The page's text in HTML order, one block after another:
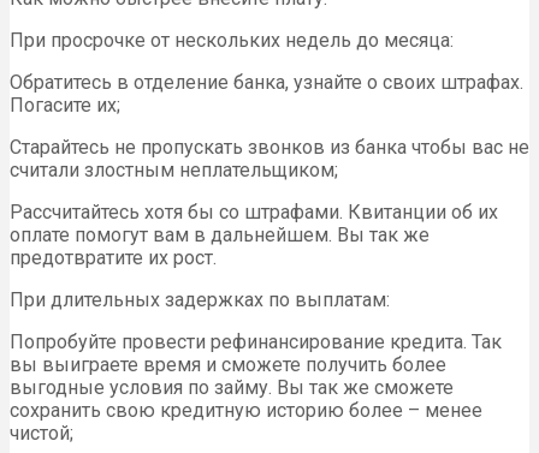
При просрочке от нескольких недель до месяца:
Обратитесь в отделение банка, узнайте о своих штрафах.
Погасите их;
Старайтесь не пропускать звонков из банка чтобы вас не
считали злостным неплательщиком;
Рассчитайтесь хотя бы со штрафами. Квитанции об их
оплате помогут вам в дальнейшем. Вы так же
предотвратите их рост.
При длительных задержках по выплатам:
Попробуйте провести рефинансирование кредита. Так
вы выиграете время и сможете получить более
выгодные условия по займу. Вы так же сможете
сохранить свою кредитную историю более – менее
чистой;